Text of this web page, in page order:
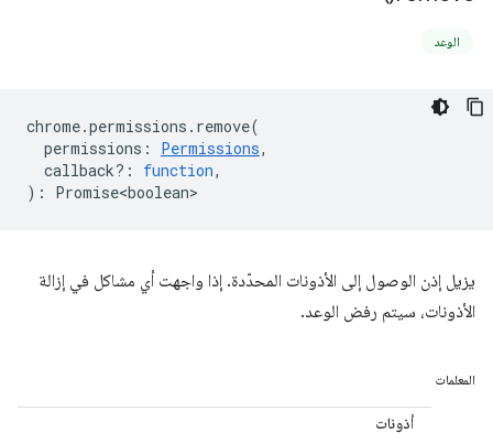
الوعد
chrome.permissions . remove(
permissions : Permissions,
callback? : function,
) : Promise<boolean>
يزيل إذن الوصول إلى الأذونات المحدّدة. إذا واجهت أي مشاكل في إزالة
الأذونات، سيتم رفض الوعد.
المعلمات
أذونات